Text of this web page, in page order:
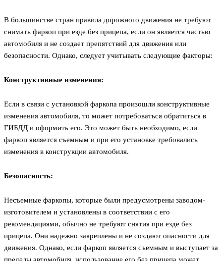
В большинстве стран правила дорожного движения не требуют
снимать фаркоп при езде без прицепа, если он является частью
автомобиля и не создает препятствий для движения или
безопасности. Однако, следует учитывать следующие факторы:
Конструктивные изменения:
Если в связи с установкой фаркопа произошли конструктивные
изменения автомобиля, то может потребоваться обратиться в
ГИБДД и оформить его. Это может быть необходимо, если
фаркоп является съемным и при его установке требовались
изменения в конструкции автомобиля.
Безопасность:
Несъемные фаркопы, которые были предусмотрены заводом-
изготовителем и установлены в соответствии с его
рекомендациями, обычно не требуют снятия при езде без
прицепа. Они надежно закреплены и не создают опасности для
движения. Однако, если фаркоп является съемным и выступает за